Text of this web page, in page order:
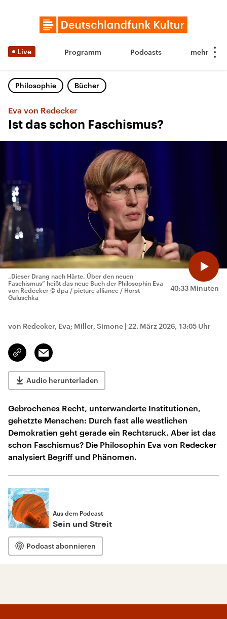
Live Programm Podcasts
Philosophie Bücher
Eva von Redecker
Ist das schon Faschismus?
40:33 Minuten
„Dieser Drang nach Härte. Über den neuen
Faschismus“ heißt das neue Buch der Philosophin Eva
von Redecker © dpa / picture alliance / Horst
Galuschka
von Redecker, Eva; Miller, Simone | 22. März 2026, 13:05 Uhr
Link
kopieren/teilen
Email
Audio herunterladen
Gebrochenes Recht, unterwanderte Institutionen,
gehetzte Menschen: Durch fast alle westlichen
Demokratien geht gerade ein Rechtsruck. Aber ist das
schon Faschismus? Die Philosophin Eva von Redecker
analysiert Begriff und Phänomen.
Aus dem Podcast
Sein und Streit
Podcast abonnieren